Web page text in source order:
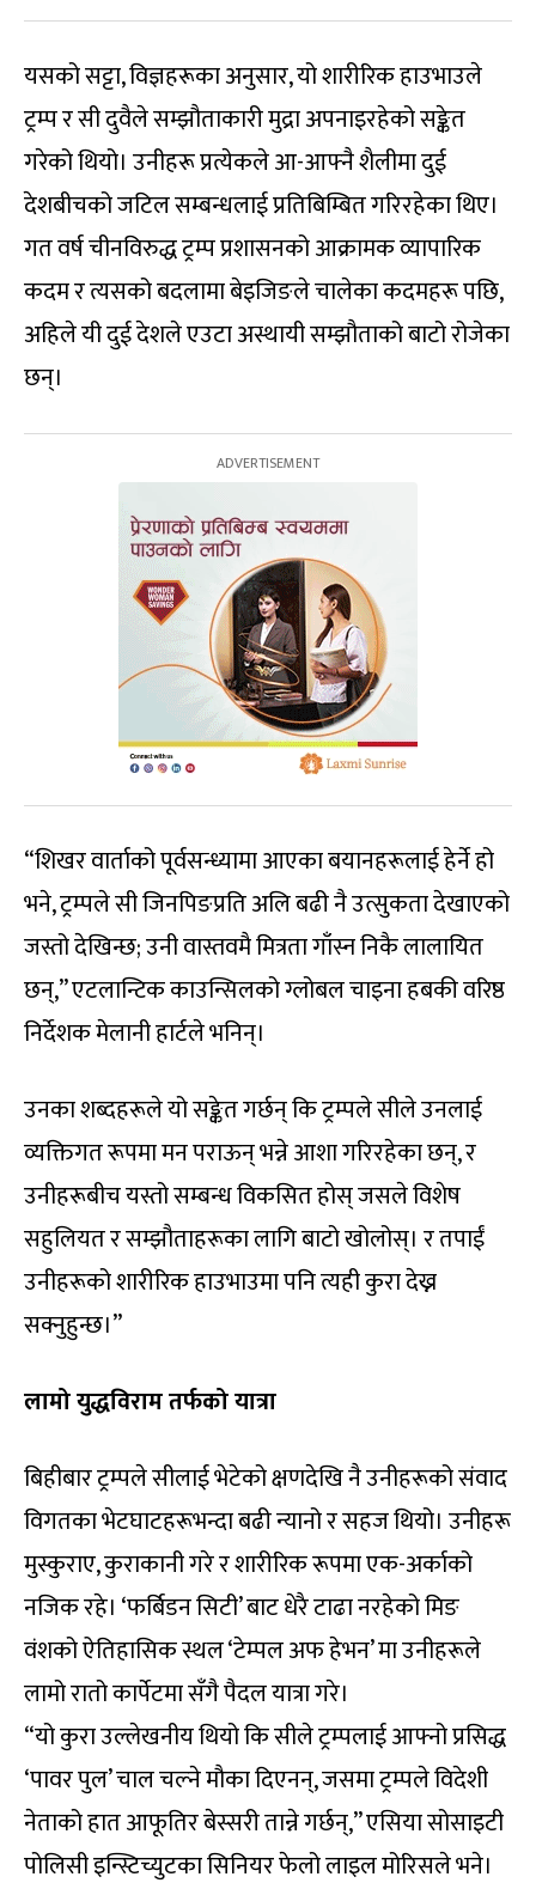
यसको सट्टा, विज्ञहरूका अनुसार, यो शारीरिक हाउभाउले
ट्रम्प र सी दुवैले सम्झौताकारी मुद्रा अपनाइरहेको सङ्केत
गरेको थियो। उनीहरू प्रत्येकले आ-आफ्नै शैलीमा दुई
देशबीचको जटिल सम्बन्धलाई प्रतिबिम्बित गरिरहेका थिए।
गत वर्ष चीनविरुद्ध ट्रम्प प्रशासनको आक्रामक व्यापारिक
कदम र त्यसको बदलामा बेइजिङले चालेका कदमहरू पछि,
अहिले यी दुई देशले एउटा अस्थायी सम्झौताको बाटो रोजेका
छन्।
“शिखर वार्ताको पूर्वसन्ध्यामा आएका बयानहरूलाई हेर्ने हो
भने, ट्रम्पले सी जिनपिङप्रति अलि बढी नै उत्सुकता देखाएको
जस्तो देखिन्छ; उनी वास्तवमै मित्रता गाँस्न निकै लालायित
छन्,” एटलान्टिक काउन्सिलको ग्लोबल चाइना हबकी वरिष्ठ
निर्देशक मेलानी हार्टले भनिन्।
उनका शब्दहरूले यो सङ्केत गर्छन् कि ट्रम्पले सीले उनलाई
व्यक्तिगत रूपमा मन पराऊन् भन्ने आशा गरिरहेका छन्, र
उनीहरूबीच यस्तो सम्बन्ध विकसित होस् जसले विशेष
सहुलियत र सम्झौताहरूका लागि बाटो खोलोस्। र तपाईं
उनीहरूको शारीरिक हाउभाउमा पनि त्यही कुरा देख्न
सक्नुहुन्छ।”
लामो युद्धविराम तर्फको यात्रा
बिहीबार ट्रम्पले सीलाई भेटेको क्षणदेखि नै उनीहरूको संवाद
विगतका भेटघाटहरूभन्दा बढी न्यानो र सहज थियो। उनीहरू
मुस्कुराए, कुराकानी गरे र शारीरिक रूपमा एक-अर्काको
नजिक रहे। ‘फर्बिडन सिटी’ बाट धेरै टाढा नरहेको मिङ
वंशको ऐतिहासिक स्थल ‘टेम्पल अफ हेभन’ मा उनीहरूले
लामो रातो कार्पेटमा सँगै पैदल यात्रा गरे।
“यो कुरा उल्लेखनीय थियो कि सीले ट्रम्पलाई आफ्नो प्रसिद्ध
‘पावर पुल’ चाल चल्ने मौका दिएनन्, जसमा ट्रम्पले विदेशी
नेताको हात आफूतिर बेस्सरी तान्ने गर्छन्,” एसिया सोसाइटी
पोलिसी इन्स्टिच्युटका सिनियर फेलो लाइल मोरिसले भने।